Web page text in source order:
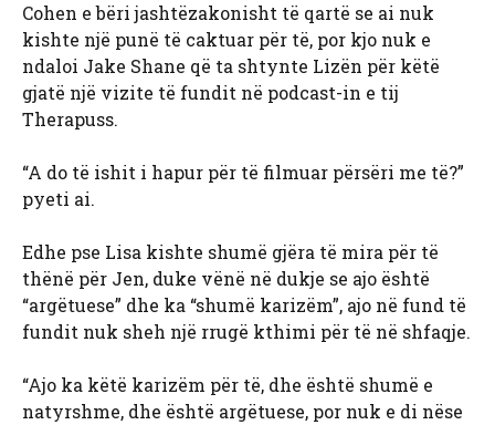
Cohen e bëri jashtëzakonisht të qartë se ai nuk
kishte një punë të caktuar për të, por kjo nuk e
ndaloi Jake Shane që ta shtynte Lizën për këtë
gjatë një vizite të fundit në podcast-in e tij
Therapuss.
“A do të ishit i hapur për të filmuar përsëri me të?”
pyeti ai.
Edhe pse Lisa kishte shumë gjëra të mira për të
thënë për Jen, duke vënë në dukje se ajo është
“argëtuese” dhe ka “shumë karizëm”, ajo në fund të
fundit nuk sheh një rrugë kthimi për të në shfaqje.
“Ajo ka këtë karizëm për të, dhe është shumë e
natyrshme, dhe është argëtuese, por nuk e di nëse